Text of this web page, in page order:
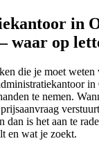
in
waar op
die je moet weten
te nemen.
dan is het aan te
en wat je zoekt.